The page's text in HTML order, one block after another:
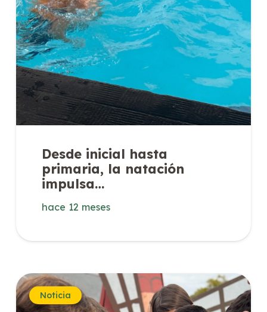
Desde inicial hasta
primaria, la natación
impulsa…
hace 12 meses
Noticia